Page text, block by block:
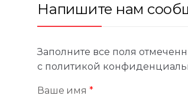
Напишите нам
Заполните все поля
с политикой
Ваше имя *